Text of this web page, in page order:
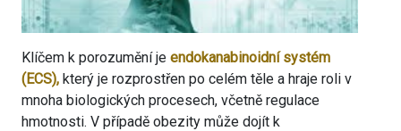
Klíčem k porozumění je endokanabinoidní systém
(ECS), který je rozprostřen po celém těle a hraje roli v
mnoha biologických procesech, včetně regulace
hmotnosti. V případě obezity může dojít k